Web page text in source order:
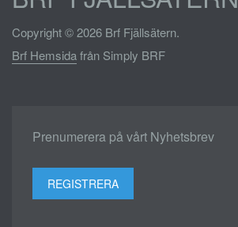
Copyright © 2026 Brf Fjällsätern.
Brf Hemsidafrån Simply BRF
Prenumerera på vårt Nyhetsbrev
REGISTRERA